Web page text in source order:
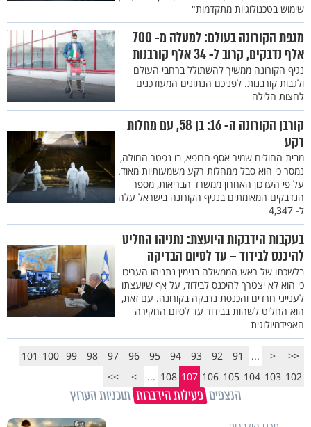
שימוש בטכנולוגיות מתקדמות"
מגפת הקורונה בעולם: למעלה מ- 700
אלף נדבקים, קרוב ל- 34 אלף קורבנות
נגיף הקורונה ממשיך להשתולל ברחבי העולם
ולגבות קורבנות. לפניכם הנתונים המעודכנים
לחצות הלילה
קורבן הקורונה ה- 16: בן 58, עם מחלות
רקע
מבית החולים שמיר אסף הרופא, בו נפטר החולה,
נמסר כי הוא סבל ממחלות רקע משמעותיות מאוד.
על פי העדכון האחרון ממשרד הבריאות, מספר
הנדבקים המאומתים בנגיף הקורונה בישראל עלה
ל- 4,347
בעקבות הידבקות היועצת: נתניהו החליט
להיכנס לבידוד – עד לסיום הבדיקה
בלשכתו של ראש הממשלה בנימין נתניהו העריכו
כי הוא לא יצטרך להיכנס לבידוד, על אף שיועצתו
לענייני חרדים והכנסת נדבקה בקורונה. עם זאת,
הוא החליט לשהות בבידוד עד לסיום החקירה
האפידמיולוגית
<<
<
...
91
92
93
94
95
96
97
98
99
100
101
102
103
104
105
106
107
108
...
>
>>
הנצפים פעילות הידברות תוכניות הערוץ